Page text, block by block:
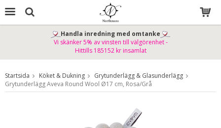
Produkten har blivit tillagd i varukorgen
Handla inredning med omtanke
Vi skänker 5% av vinsten till välgörenhet -
Hittills 185152 kr insamlat
Startsida Köket & Dukning
Grytunderlägg & Glasunderlägg
Grytunderlägg Aveva Round Wool Ø17 cm, Rosa/Grå